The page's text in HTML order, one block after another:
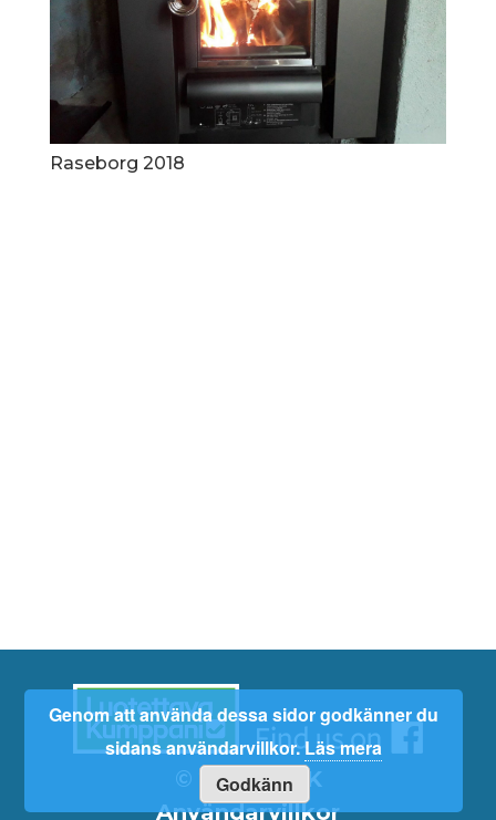
Raseborg 2018
© 2026 RaKK
Användarvillkor
Genom att använda dessa sidor godkänner du
sidans användarvillkor.Läs mera
Godkänn